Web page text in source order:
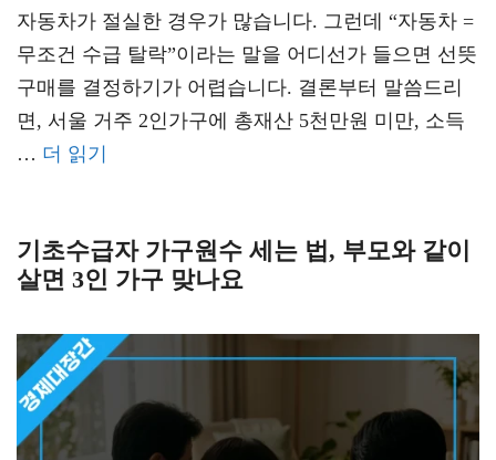
자동차가 절실한 경우가 많습니다. 그런데 “자동차 =
무조건 수급 탈락”이라는 말을 어디선가 들으면 선뜻
구매를 결정하기가 어렵습니다. 결론부터 말씀드리
면, 서울 거주 2인가구에 총재산 5천만원 미만, 소득
… 더 읽기
기초수급자 가구원수 세는 법, 부모와 같이
살면 3인 가구 맞나요